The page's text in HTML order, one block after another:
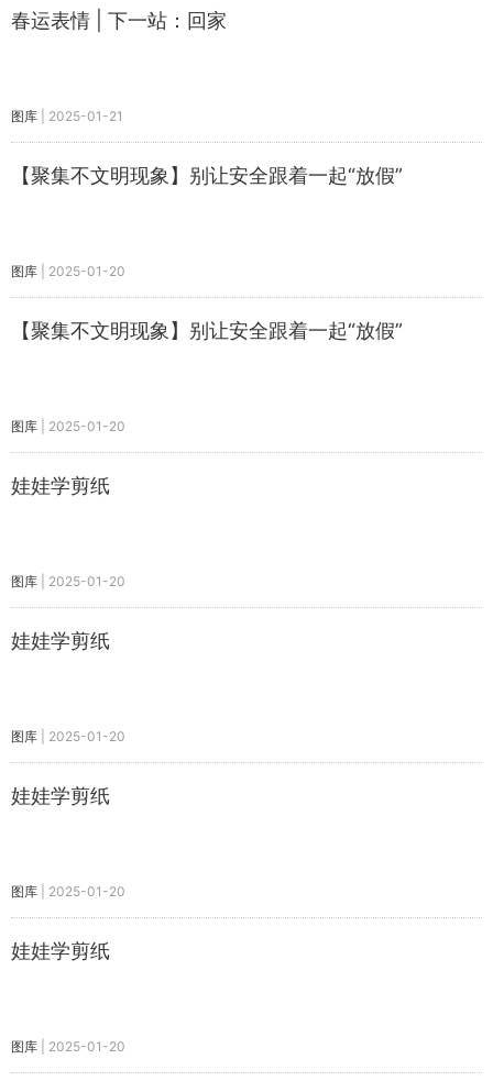
春运表情 | 下一站：回家
图库 2025-01-21
【聚集不文明现象】别让安全跟着一起“放假”
图库 2025-01-20
【聚集不文明现象】别让安全跟着一起“放假”
图库 2025-01-20
娃娃学剪纸
图库 2025-01-20
娃娃学剪纸
图库 2025-01-20
娃娃学剪纸
图库 2025-01-20
娃娃学剪纸
图库 2025-01-20